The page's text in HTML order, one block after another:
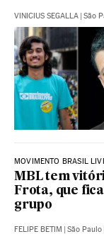
VINICIUS SEGALLA São
MOVIMENTO BRASIL
MBL tem
Frota, que
grupo
FELIPE BETIM São Paulo